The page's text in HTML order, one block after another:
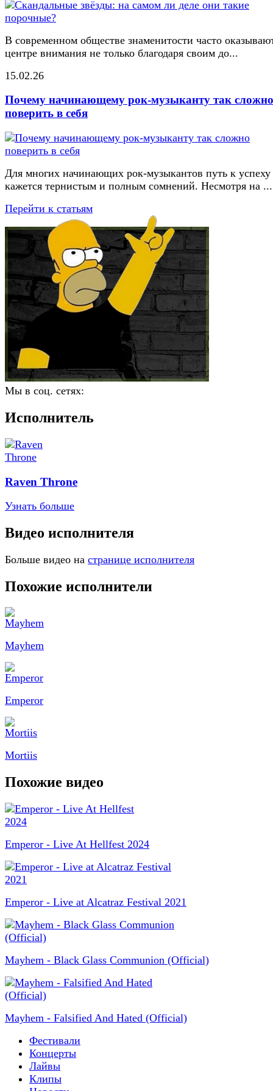
В современном обществе знаменитости часто
центре внимания не только благодаря своим до...
15.02.26
Почему начинающему рок-музыканту так сложно
поверить в себя
Для многих начинающих рок-музыкантов путь к успеху
кажется тернистым и полным сомнений. Несмотря на ...
Перейти к статьям
Мы в соц. сетях:
Исполнитель
Raven Throne
Узнать больше
Видео исполнителя
Больше видео на странице исполнителя
Похожие исполнители
Mayhem
Emperor
Mortiis
Похожие видео
Emperor - Live At Hellfest 2024
Emperor - Live at Alcatraz Festival 2021
Mayhem - Black Glass Communion (Official)
Mayhem - Falsified And Hated (Official)
Фестивали
Концерты
Лайвы
Клипы